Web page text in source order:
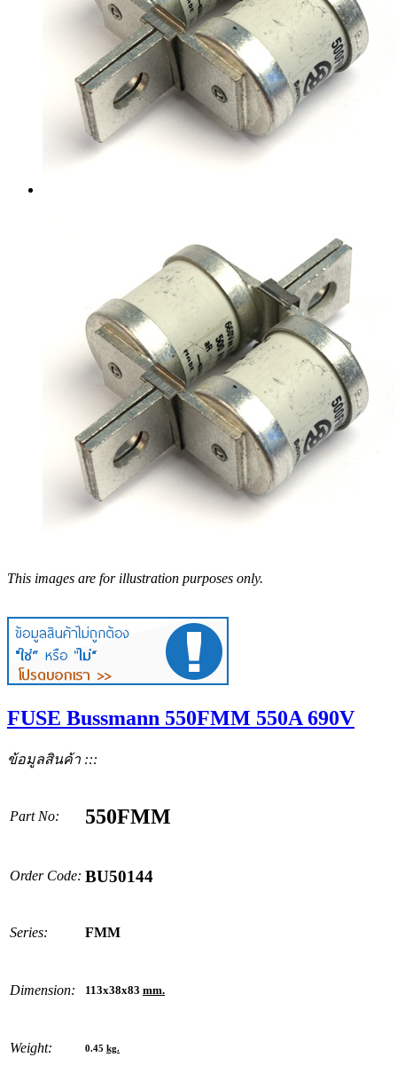
This images are for illustration purposes only.
FUSE Bussmann 550FMM 550A 690V
ข้อมูลสินค้า :::
Part No: 550FMM
Order Code: BU50144
Series: FMM
Dimension: 113x38x83 mm.
Weight: 0.45 kg.